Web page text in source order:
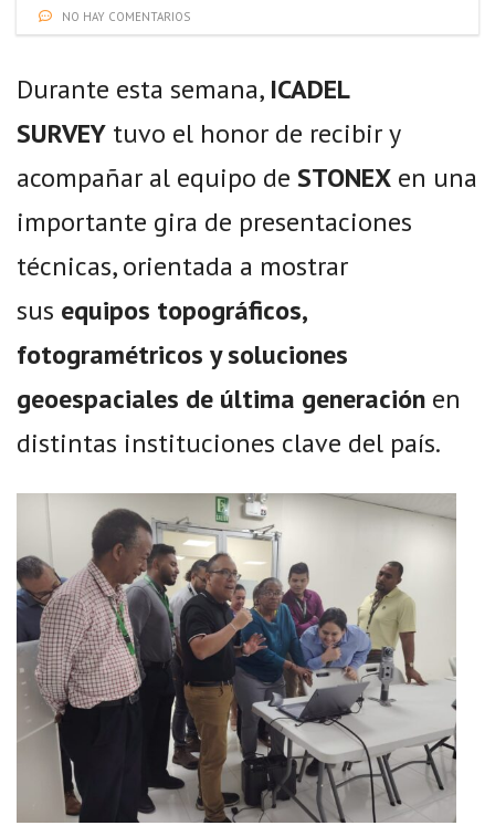
NO HAY COMENTARIOS
Durante esta semana, ICADEL
SURVEY tuvo el honor de recibir y
acompañar al equipo de STONEX en una
importante gira de presentaciones
técnicas, orientada a mostrar
sus equipos topográficos,
fotogramétricos y soluciones
geoespaciales de última generación en
distintas instituciones clave del país.